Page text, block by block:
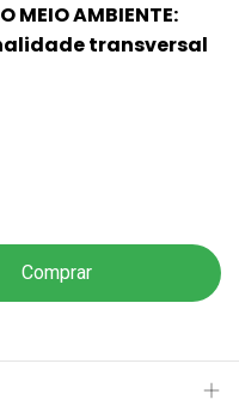
MEIO AMBIENTE:
transversal